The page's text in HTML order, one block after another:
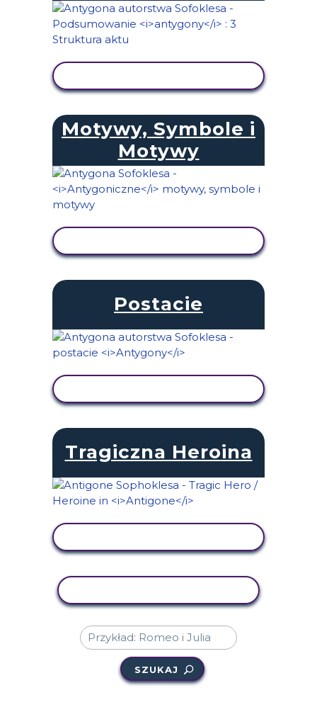
Motywy, Symbole i
Motywy
Postacie
Tragiczna Heroina
SZUKAJ